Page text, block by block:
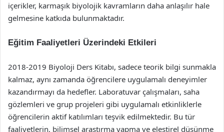
içerikler, karmaşık biyolojik kavramların daha anlaşılır hale
gelmesine katkıda bulunmaktadır.
Eğitim Faaliyetleri Üzerindeki Etkileri
2018-2019 Biyoloji Ders Kitabı, sadece teorik bilgi sunmakla
kalmaz, aynı zamanda öğrencilere uygulamalı deneyimler
kazandırmayı da hedefler. Laboratuvar çalışmaları, saha
gözlemleri ve grup projeleri gibi uygulamalı etkinliklerle
öğrencilerin aktif katılımları teşvik edilmektedir. Bu tür
faaliyetlerin, bilimsel araştırma yapma ve eleştirel düşünme